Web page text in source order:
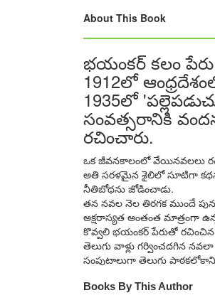
About This Book
భయంకర్ కలం పేరు
1912లో
1935లో
సంవత్సరానికి
రచించారు.
ఒక జీవనకాలంలో వేయినవలలు
అతి సరళమైన శైలిలో సూటిగా
నీతిబోధను జోడించాడు.
తన నవల నెల తిరగక ముందే
అక్షరాస్యత అంతంత మాత్రంగా
కొవ్వలి భయంకర్‌ పేరుతో
తెలుగు వాళ్లు గర్వించదగిన
సంపుటాలుగా తెలుగు
Books By This Author